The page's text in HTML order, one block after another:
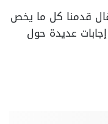
قدمنا كل ما يخص
عديدة حول